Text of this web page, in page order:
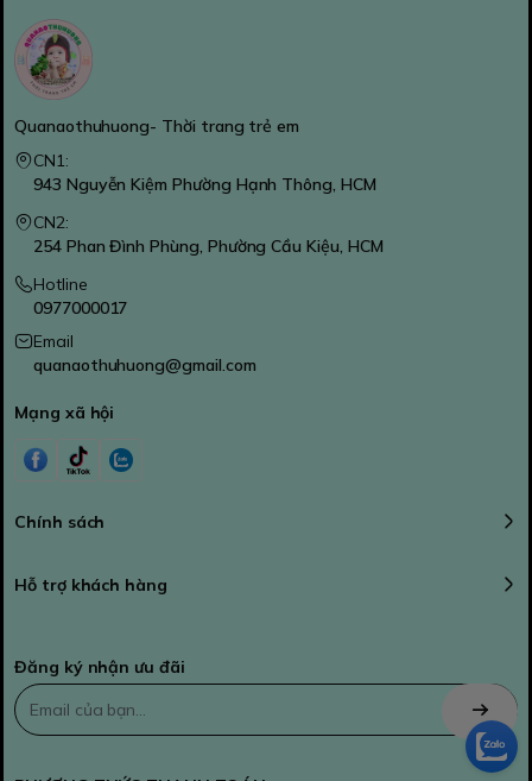
Quanaothuhuong- Thời trang trẻ em
CN1:
943 Nguyễn Kiệm Phường Hạnh Thông, HCM
CN2:
254 Phan Đình Phùng, Phường Cầu Kiệu, HCM
Hotline
0977000017
Email
quanaothuhuong@gmail.com
Mạng xã hội
Chính sách
Hỗ trợ khách hàng
Đăng ký nhận ưu đãi